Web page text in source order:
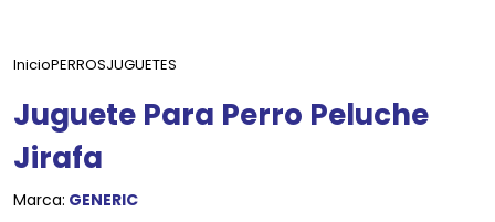
InicioPERROSJUGUETES
Juguete Para Perro Peluche
Jirafa
Marca: GENERIC